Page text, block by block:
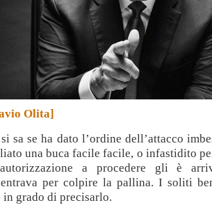
Olita]
sa se ha dato l’ordine dell’attacco
una buca facile facile, o infastidito
a procedere gli è
per colpire la pallina. I soliti
in grado di precisarlo.